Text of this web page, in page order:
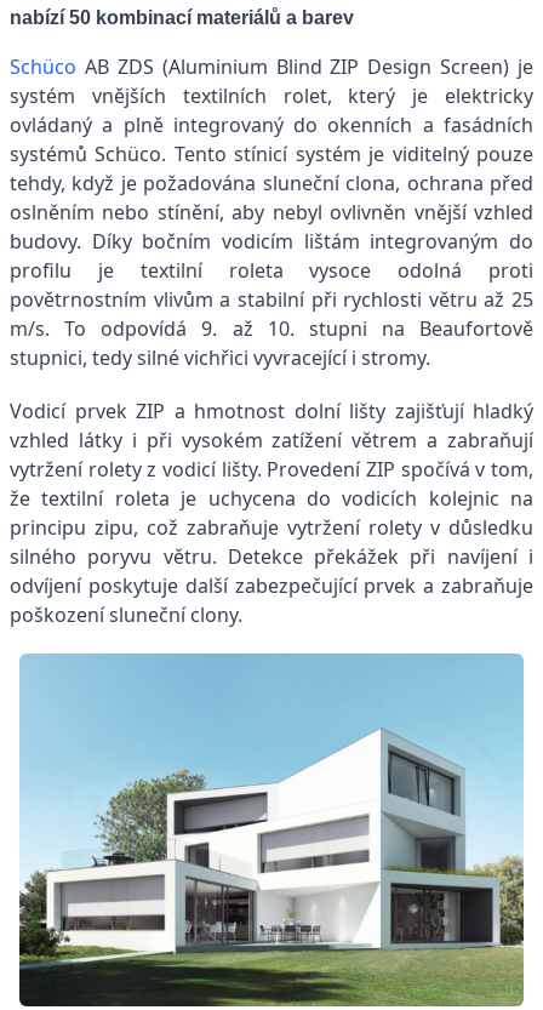
nabízí 50 kombinací materiálů a barev
Schüco AB ZDS (Aluminium Blind ZIP Design Screen) je
systém vnějších textilních rolet, který je elektricky
ovládaný a plně integrovaný do okenních a fasádních
systémů Schüco. Tento stínicí systém je viditelný pouze
tehdy, když je požadována sluneční clona, ochrana před
oslněním nebo stínění, aby nebyl ovlivněn vnější vzhled
budovy. Díky bočním vodicím lištám integrovaným do
profilu je textilní roleta vysoce odolná proti
povětrnostním vlivům a stabilní při rychlosti větru až 25
m/s. To odpovídá 9. až 10. stupni na Beaufortově
stupnici, tedy silné vichřici vyvracející i stromy.
Vodicí prvek ZIP a hmotnost dolní lišty zajišťují hladký
vzhled látky i při vysokém zatížení větrem a zabraňují
vytržení rolety z vodicí lišty. Provedení ZIP spočívá v tom,
že textilní roleta je uchycena do vodicích kolejnic na
principu zipu, což zabraňuje vytržení rolety v důsledku
silného poryvu větru. Detekce překážek při navíjení i
odvíjení poskytuje další zabezpečující prvek a zabraňuje
poškození sluneční clony.